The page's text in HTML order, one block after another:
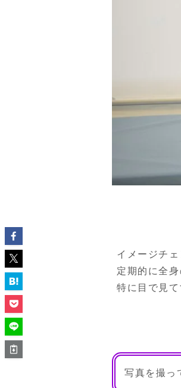
イメージチ
定期的に全
特に目で見
写真を撮っ